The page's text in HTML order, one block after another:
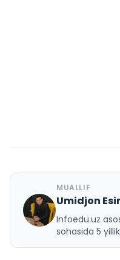
U
MUALLIF
Umidjon
Infoedu.uz
sohasida 5